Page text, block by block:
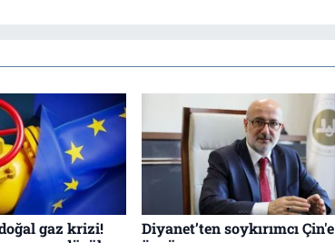
gaz krizi!
Diyanet’ten soykırımcı Çin'e